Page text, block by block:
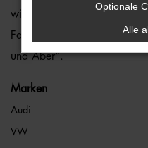
wird. Unser Credo besteht
Fahrzeuge auf die Straßen
und Aber“.
Marken
Audi
VW
Optionale
Alle